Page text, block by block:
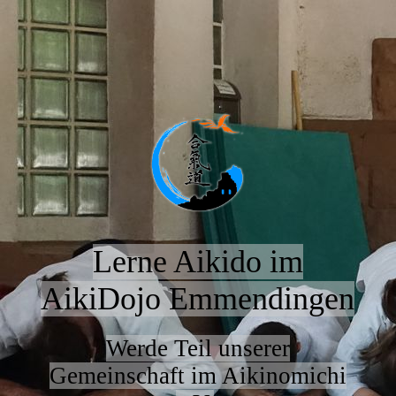
Lerne Aikido im
AikiDojo Emmendingen
Werde Teil unserer
Gemeinschaft im Aikinomichi